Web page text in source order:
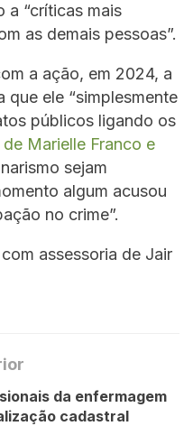
a “críticas mais
as demais pessoas”.
a ação, em 2024, a
ele “simplesmente
públicos ligando os
Marielle Franco e
sejam
algum acusou
no crime”.
assessoria de Jair
da enfermagem
cadastral